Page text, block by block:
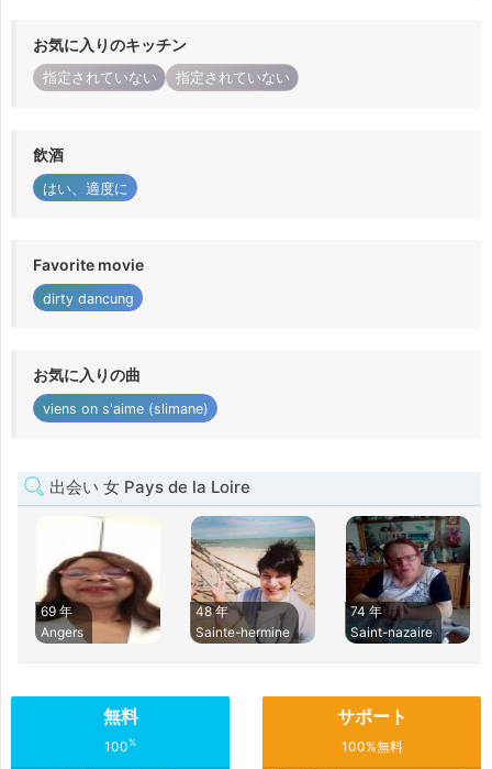
お気に入りのキッチン
指定されていない 指定されていない
飲酒
はい、適度に
Favorite movie
dirty dancung
お気に入りの曲
viens on s'aime (slimane)
出会い 女 Pays de la Loire
69 年
Angers
48 年
Sainte-hermine
74 年
Saint-nazaire
無料
100%
サポート
100%無料